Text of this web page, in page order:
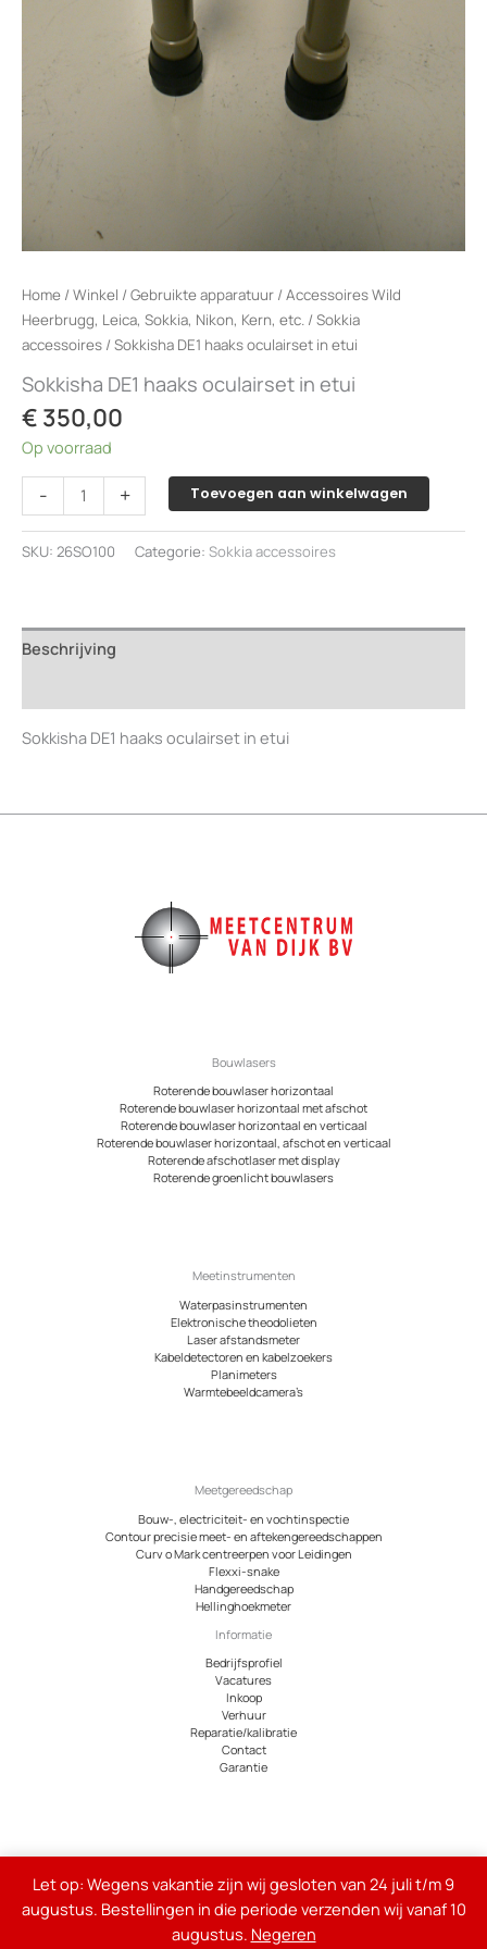
Let op: Wegens vakantie zijn wij gesloten van 24 juli t/m 9
augustus. Bestellingen in die periode verzenden wij vanaf 10
augustus. Negeren
Home /Winkel /Gebruikte apparatuur /Accessoires Wild
Heerbrugg, Leica, Sokkia, Nikon, Kern, etc. /Sokkia
accessoires / Sokkisha DE1 haaks oculairset in etui
Sokkisha DE1 haaks oculairset in etui
€ 350,00
Op voorraad
-
Sokkisha
DE1
haaks
oculairset
aantal
+ Toevoegen aan winkelwagen
SKU: 26SO100 Categorie: Sokkia accessoires
Beschrijving
Sokkisha DE1 haaks oculairset in etui
Bouwlasers
Roterende bouwlaser horizontaal
Roterende bouwlaser horizontaal met afschot
Roterende bouwlaser horizontaal en verticaal
Roterende bouwlaser horizontaal, afschot en verticaal
Roterende afschotlaser met display
Roterende groenlicht bouwlasers
Meetinstrumenten
Waterpasinstrumenten
Elektronische theodolieten
Laser afstandsmeter
Kabeldetectoren en kabelzoekers
Planimeters
Warmtebeeldcamera’s
Meetgereedschap
Bouw-, electriciteit- en vochtinspectie
Contour precisie meet- en aftekengereedschappen
Curv o Mark centreerpen voor Leidingen
Flexxi-snake
Handgereedschap
Hellinghoekmeter
Informatie
Bedrijfsprofiel
Vacatures
Inkoop
Verhuur
Reparatie/kalibratie
Contact
Garantie
Alle genoemde bedragen op de site zijn exclusief 21% btw